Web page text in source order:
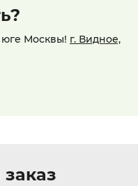
Москвы! г. Видное,